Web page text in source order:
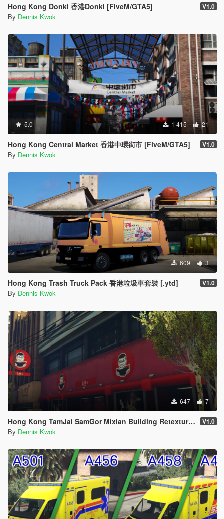
Hong Kong Donki 香港Donki [FiveM/GTA5] V1.0
By Dennis Kwok
5.0 1 415 21
Hong Kong Central Market 香港中環街市 [FiveM/GTA5] V1.0
By Dennis Kwok
609 3
Hong Kong Trash Truck Pack 香港垃圾車套裝 [.ytd] V1.0
By Dennis Kwok
647 7
Hong Kong TamJai SamGor Mixian Building Retexture Pack 香港譚仔三哥雲南米線套裝 [FiveM/GTA5] V1.0
By Dennis Kwok